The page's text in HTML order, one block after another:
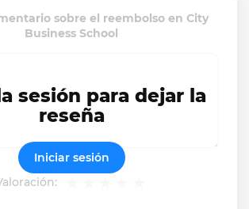
sobre el reembolso en City
Business School
sesión para dejar la
reseña
Iniciar sesión